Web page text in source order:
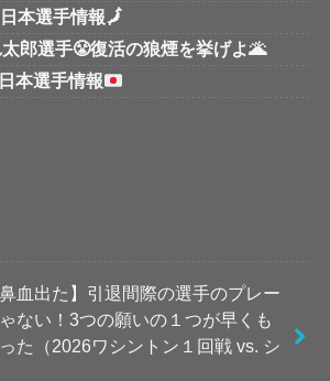
日本選手情報🗾
郎選手😤復活の狼煙を挙げよ🌋
日本選手情報
鼻血出た】引退間際の選手のプレー
ない！3つの願いの１つが早くも
た（2026ワシントン１回戦 vs. シ